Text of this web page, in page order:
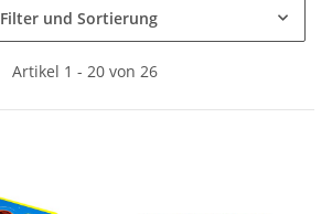
Filter und Sortierung
Artikel 1 - 20 von 26